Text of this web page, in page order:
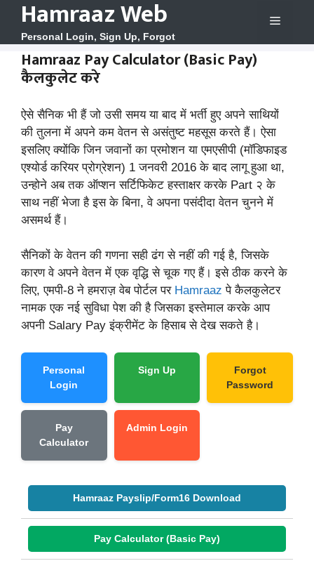
content
Hamraaz Web
Personal Login, Sign Up, Forgot
Menu
Hamraaz Pay Calculator (Basic Pay)
कैलकुलेट करे
ऐसे सैनिक भी हैं जो उसी समय या बाद में भर्ती हुए अपने साथियों
की तुलना में अपने कम वेतन से असंतुष्ट महसूस करते हैं। ऐसा
इसलिए क्योंकि जिन जवानों का प्रमोशन या एमएसीपी (मॉडिफाइड
एश्योर्ड करियर प्रोग्रेशन) 1 जनवरी 2016 के बाद लागू हुआ था,
उन्होने अब तक ऑप्शन सर्टिफिकेट हस्ताक्षर करके Part २ के
साथ नहीं भेजा है इस के बिना, वे अपना पसंदीदा वेतन चुनने में
असमर्थ हैं।
सैनिकों के वेतन की गणना सही ढंग से नहीं की गई है, जिसके
कारण वे अपने वेतन में एक वृद्धि से चूक गए हैं। इसे ठीक करने के
लिए, एमपी-8 ने हमराज़ वेब पोर्टल पर Hamraaz पे कैलकुलेटर
नामक एक नई सुविधा पेश की है जिसका इस्तेमाल करके आप
अपनी Salary Pay इंक्रीमेंट के हिसाब से देख सकते है।
Personal
Login
Sign Up
Forgot
Password
Pay
Calculator
Admin Login
Hamraaz Payslip/Form16 Download
Pay Calculator (Basic Pay)